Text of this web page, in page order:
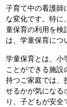
子育て中の看護師
な変化です。特に
童保育の利用を検
は、学童保育につ
学童保育とは、小
ことができる施設
持つご家庭では、
せるかが気になる
り、子どもが安